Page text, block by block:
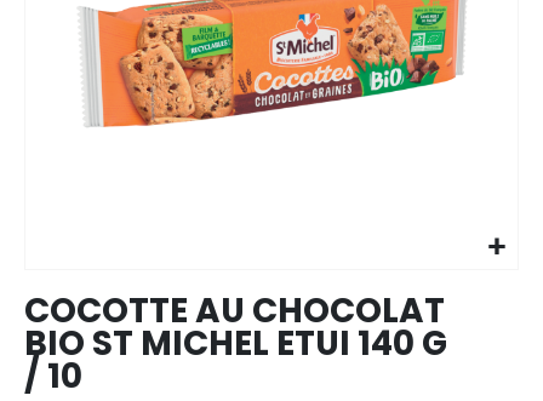
images
gallery
COCOTTE AU CHOCOLAT
BIO ST MICHEL ETUI 140 G
/ 10